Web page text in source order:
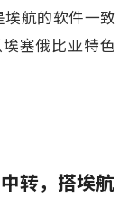
埃航的软件一致
塞俄比亚特色
转，搭埃航